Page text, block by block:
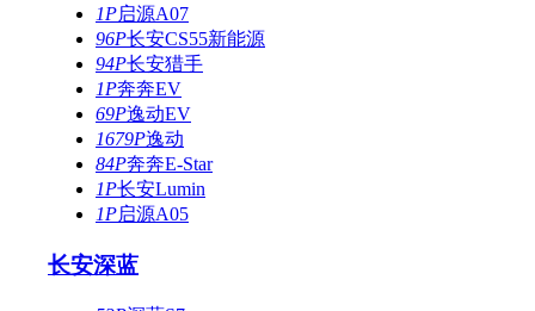
1P启源A07
96P长安CS55新能源
94P长安猎手
1P奔奔EV
69P逸动EV
1679P逸动
84P奔奔E-Star
1P长安Lumin
1P启源A05
长安深蓝